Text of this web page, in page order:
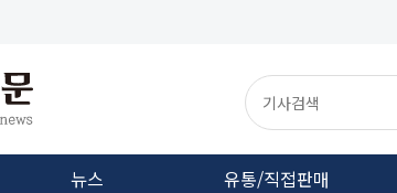
뉴스 유통/직접판매